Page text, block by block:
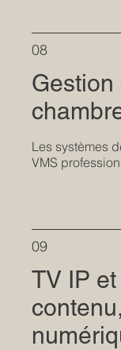
08
Les systèmes
VMS
09
TV IP